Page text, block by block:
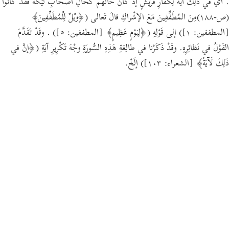
(ص-١٨٨)مِنَ المُطَفِّفِينَ مَعَ الإشْراكِ قالَ تَعالى (﴿ويْلٌ لِلْمُطَفِّفِينَ﴾
[المطففين: ١]) إلى قَوْلِهِ (﴿لِيَوْمٍ عَظِيمٍ﴾ [المطففين: ٥]) . وقَدْ تَقَدَّمَ
القَوْلُ في نَظائِرِهِ. وقَدْ ذَكَرْنا في طالِعَةِ هَذِهِ السُّورَةِ وجْهَ تَكْرِيرِ آيَةِ (﴿إنَّ في
ذَلِكَ لَآيَةً﴾ [الشعراء: ١٠٣]) إلَخْ.